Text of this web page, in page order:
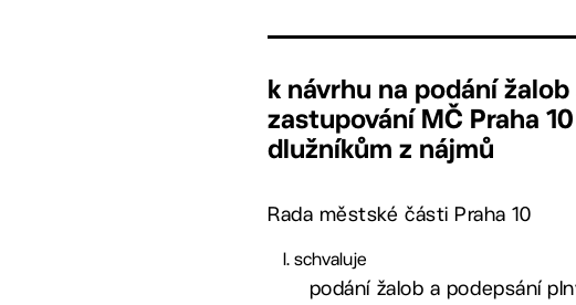
k návrhu na podání
zastupování MČ Praha
dlužníkům z nájmů
Rada městské části Praha 10
schvaluje
podání žalob a podepsání